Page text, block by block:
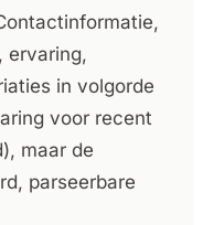
ervaring,
in volgorde
voor recent
maar de
parseerbare